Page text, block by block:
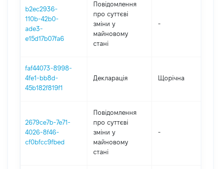
b2ec2936-
110b-42b0-
ade3-
e15d17b07fa6
Повідомлення
про суттєві
зміни y
майновому
стані
-
faf44073-8998-
4fe1-bb8d-
45b182f819f1
Декларація Щорічна
2679ce7b-7e71-
4026-8f46-
cf0bfcc9fbed
Повідомлення
про суттєві
зміни y
майновому
стані
-